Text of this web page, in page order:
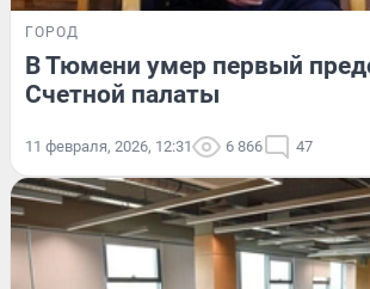
ГОРОД
В Тюмени умер первый
Счетной палаты
11 февраля, 2026, 12:31 6 866 47